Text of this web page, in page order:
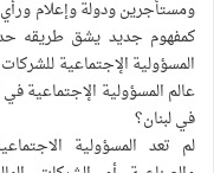
ومستأجرين ودولة وإعلام ورأي
كمفهوم جديد يشق طريقه
المسؤولية الإجتماعية
عالم المسؤولية الإجتماعية
في لبنان؟
لم تعد المسؤولية